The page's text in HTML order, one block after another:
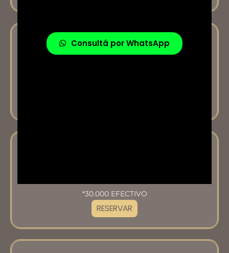
Corte de cabello y Ceja
*30.000 EFECTIVO
RESERVAR
Consultá por WhatsApp